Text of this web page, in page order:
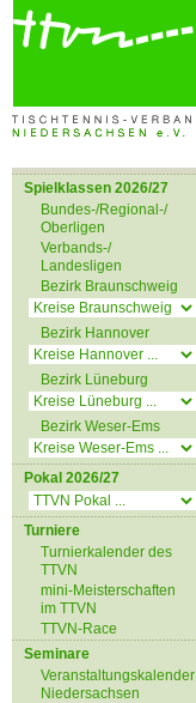
Spielklassen 2026/27
Bundes-/Regional-/
Oberligen
Verbands-/
Landesligen
Bezirk Braunschweig
Bezirk Hannover
Bezirk Lüneburg
Bezirk Weser-Ems
Pokal 2026/27
Turniere
Turnierkalender des
TTVN
mini-Meisterschaften
im TTVN
TTVN-Race
Seminare
Veranstaltungskalender
Niedersachsen